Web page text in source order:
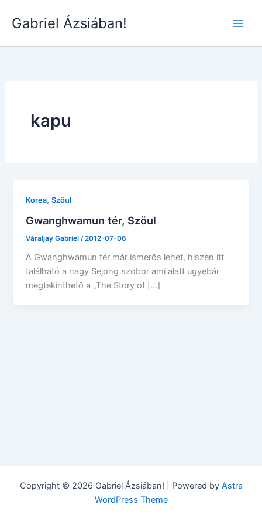
Gabriel Ázsiában!
kapu
Korea,Szöul
Gwanghwamun tér, Szöul
Váraljay Gabriel /2012-07-06
A Gwanghwamun tér már ismerős lehet, hiszen itt
található a nagy Sejong szobor ami alatt ugyebár
megtekinthető a „The Story of […]
Copyright © 2026 Gabriel Ázsiában! | Powered by Astra
WordPress Theme